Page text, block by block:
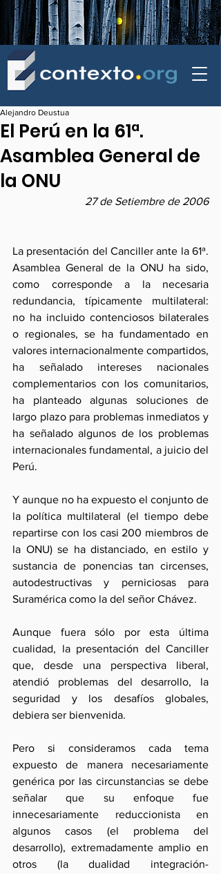
El Perú en la 61ª.
Asamblea General de
la ONU
Alejandro Deustua
27 de Setiembre de 2006
La presentación del Canciller ante la 61ª.
Asamblea General de la ONU ha sido,
como corresponde a la necesaria
redundancia, típicamente multilateral:
no ha incluido contenciosos bilaterales
o regionales, se ha fundamentado en
valores internacionalmente compartidos,
ha señalado intereses nacionales
complementarios con los comunitarios,
ha planteado algunas soluciones de
largo plazo para problemas inmediatos y
ha señalado algunos de los problemas
internacionales fundamental, a juicio del
Perú.
Y aunque no ha expuesto el conjunto de
la política multilateral (el tiempo debe
repartirse con los casi 200 miembros de
la ONU) se ha distanciado, en estilo y
sustancia de ponencias tan circenses,
autodestructivas y perniciosas para
Suramérica como la del señor Chávez.
Aunque fuera sólo por esta última
cualidad, la presentación del Canciller
que, desde una perspectiva liberal,
atendió problemas del desarrollo, la
seguridad y los desafíos globales,
debiera ser bienvenida.
Pero si consideramos cada tema
expuesto de manera necesariamente
genérica por las circunstancias se debe
señalar que su enfoque fue
innecesariamente reduccionista en
algunos casos (el problema del
desarrollo), extremadamente amplio en
otros (la dualidad integración-